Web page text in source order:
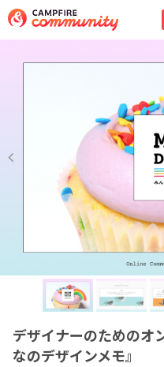
デザイナーのためのオ
なのデザインメモ』